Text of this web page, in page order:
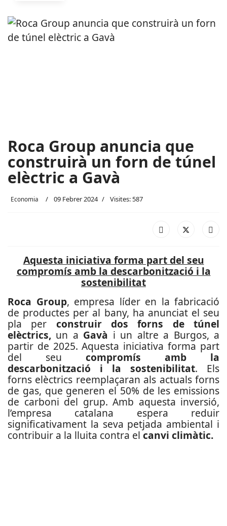
Roca Group anuncia que
construirà un forn de túnel
elèctric a Gavà
Economia 09 Febrer 2024 Visites: 587
Aquesta iniciativa forma part del seu
compromís amb la descarbonització i la
sostenibilitat
Roca Group, empresa líder en la fabricació
de productes per al bany, ha anunciat el seu
pla per construir dos forns de túnel
elèctrics, un a Gavà i un altre a Burgos, a
partir de 2025. Aquesta iniciativa forma part
del seu compromís amb la
descarbonització i la sostenibilitat. Els
forns elèctrics reemplaçaran als actuals forns
de gas, que generen el 50% de les emissions
de carboni del grup. Amb aquesta inversió,
l’empresa catalana espera reduir
significativament la seva petjada ambiental i
contribuir a la lluita contra el canvi climàtic.